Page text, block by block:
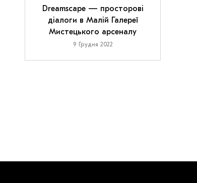
Dreamscape — просторові
діалоги в Малій Галереї
Мистецького арсеналу
9 Грудня 2022